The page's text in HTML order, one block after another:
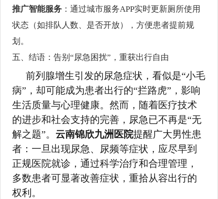
推广智能服务 ：通过城市服务APP实时更新厕所使用
状态（如排队人数、是否开放），方便患者提前规
划。
五、结语：告别“尿急困扰”，重获出行自由
前列腺增生引发的尿急症状，看似是“小毛
病”，却可能成为患者出行的“拦路虎”，影响
生活质量与心理健康。然而，随着医疗技术
的进步和社会支持的完善，尿急已不再是“无
解之题”。 云南锦欣九洲医院提醒广大男性患
者：一旦出现尿急、尿频等症状，应尽早到
正规医院就诊，通过科学治疗和合理管理，
多数患者可显著改善症状，重拾从容出行的
权利。